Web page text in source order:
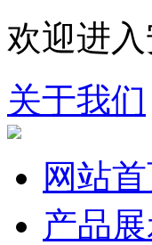
欢迎进
关于我们
网站
产品